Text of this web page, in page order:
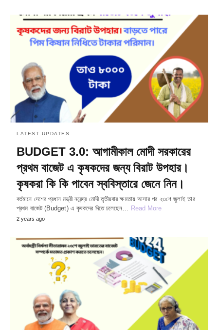
LATEST UPDATES
BUDGET 3.0: আগামীকাল মোদী সরকারের
প্রথম বাজেট এ কৃষকদের জন্য বিরাট উপহার।
কৃষকরা কি কি পাবেন স্ববিস্তারে জেনে নিন।
বর্তমানে দেশের প্রধান মন্ত্রী নরেন্দ্র মোদী তৃতীয়বার ক্ষমতায় আসার পর ২৩শে জুলাই তার
প্রথম বাজেট (Budget) এ কৃষকদের দিতে চলেছেন… Read More
2 years ago